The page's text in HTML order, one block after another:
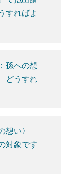
すればよ
孫への想
どうすれ
い〉
対象です